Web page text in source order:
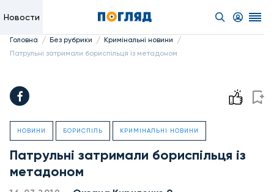
Новости
Головна / Без рубрики / Кримінальні новини /
Патрульні затримали бориспільця із метадоном
НОВИНИ БОРИСПІЛЬ КРИМІНАЛЬНІ НОВИНИ
Патрульні затримали бориспільця із
метадоном